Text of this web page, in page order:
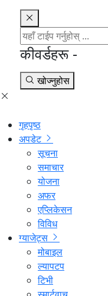
कीवर्डहरू -
खोज्नुहोस
गृहपृष्ठ
अपडेट
सूचना
समाचार
योजना
अफर
एप्लिकेसन
विविध
ग्याजेट्स
मोबाइल
ल्यापटप
टिभी